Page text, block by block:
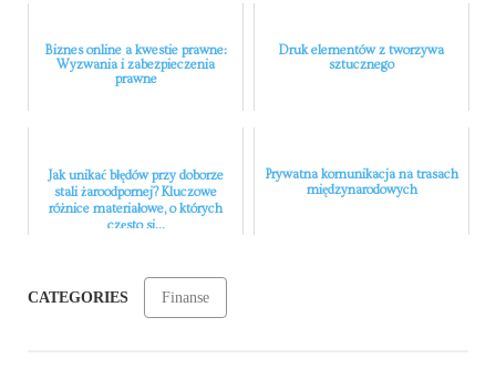
Biznes online a kwestie prawne:
Wyzwania i zabezpieczenia
prawne
Druk elementów z tworzywa
sztucznego
Jak unikać błędów przy doborze
stali żaroodpornej? Kluczowe
różnice materiałowe, o których
często si...
Prywatna komunikacja na trasach
międzynarodowych
CATEGORIES Finanse